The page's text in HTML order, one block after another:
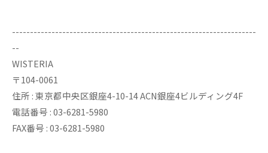
--------------------------------------------------------------------
--
WISTERIA
〒104-0061
住所 : 東京都中央区銀座4-10-14 ACN銀座4ビルディング4F
電話番号 : 03-6281-5980
FAX番号 : 03-6281-5980